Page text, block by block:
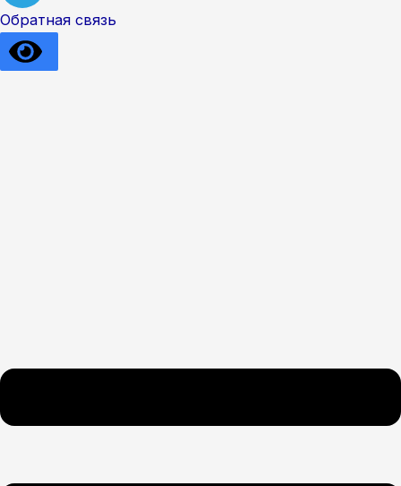
Обратная связь